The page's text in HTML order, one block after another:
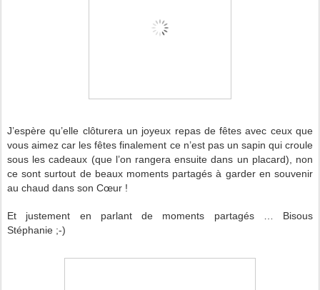
J’espère qu’elle clôturera un joyeux repas de fêtes avec ceux que
vous aimez car les fêtes finalement ce n’est pas un sapin qui croule
sous les cadeaux (que l’on rangera ensuite dans un placard), non
ce sont surtout de beaux moments partagés à garder en souvenir
au chaud dans son Cœur !
Et justement en parlant de moments partagés … Bisous
Stéphanie ;-)